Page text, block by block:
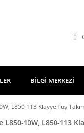
BİLGİ MERKEZİ
L850-113 Klavye Tuş
10W, L850-113